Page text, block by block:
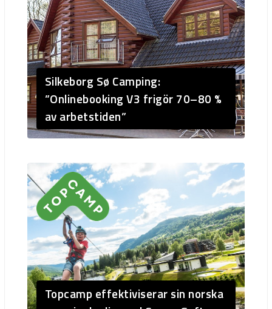
Silkeborg Sø Camping:
”Onlinebooking V3 frigör 70–80 %
av arbetstiden”
Topcamp effektiviserar sin norska